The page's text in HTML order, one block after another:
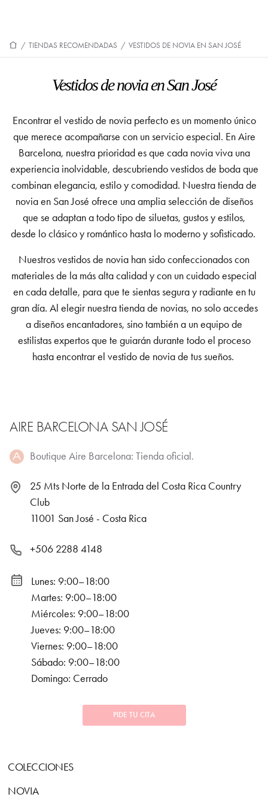
/ TIENDAS RECOMENDADAS / VESTIDOS DE NOVIA EN SAN JOSÉ
Vestidos de novia en San José
Encontrar el vestido de novia perfecto es un momento único
que merece acompañarse con un servicio especial. En Aire
Barcelona, nuestra prioridad es que cada novia viva una
experiencia inolvidable, descubriendo vestidos de boda que
combinan elegancia, estilo y comodidad. Nuestra tienda de
novia en San José ofrece una amplia selección de diseños
que se adaptan a todo tipo de siluetas, gustos y estilos,
desde lo clásico y romántico hasta lo moderno y sofisticado.
Nuestros vestidos de novia han sido confeccionados con
materiales de la más alta calidad y con un cuidado especial
en cada detalle, para que te sientas segura y radiante en tu
gran día. Al elegir nuestra tienda de novias, no solo accedes
a diseños encantadores, sino también a un equipo de
estilistas expertos que te guiarán durante todo el proceso
hasta encontrar el vestido de novia de tus sueños.
AIRE BARCELONA SAN JOSÉ
Boutique Aire Barcelona: Tienda oficial.
25 Mts Norte de la Entrada del Costa Rica Country
Club
11001 San José - Costa Rica
+506 2288 4148
Lunes: 9:00–18:00
Martes: 9:00–18:00
Miércoles: 9:00–18:00
Jueves: 9:00–18:00
Viernes: 9:00–18:00
Sábado: 9:00–18:00
Domingo: Cerrado
PIDE TU CITA
COLECCIONES
NOVIA